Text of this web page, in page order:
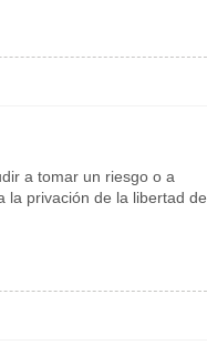
a tomar un riesgo o a
la privación de la libertad de